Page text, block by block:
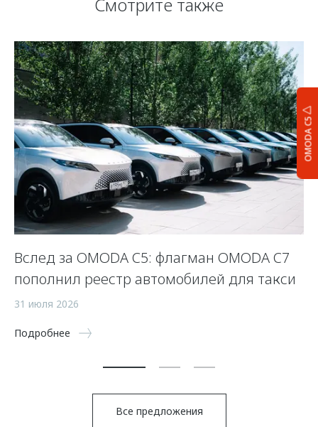
OMODA C5
Вслед за OMODA C5: флагман OMODA C7
пополнил реестр автомобилей для такси
31 июля 2026
Подробнее
Все предложения